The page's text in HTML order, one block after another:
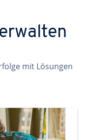
mit Lösungen